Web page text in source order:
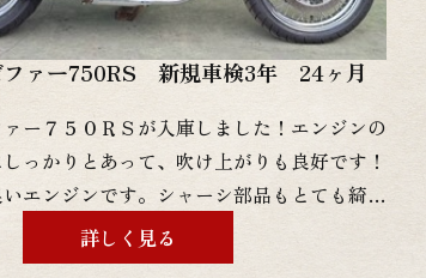
ァー750RS 新規車検3年 24ヶ月
ー７５０ＲＳが入庫しました！エンジンの
っかりとあって、吹け上がりも良好です！
エンジンです。シャーシ部品もとても綺麗
外装もリペイントされて間もないので綺麗な
販売からフルレストアまで幅広く対応させて
詳しく見る